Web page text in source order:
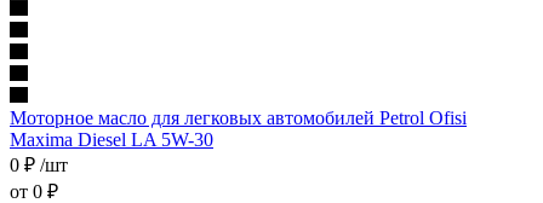
Моторное масло для легковых автомобилей Petrol Ofisi
Maxima Diesel LA 5W-30
0 ₽ /шт
от 0 ₽